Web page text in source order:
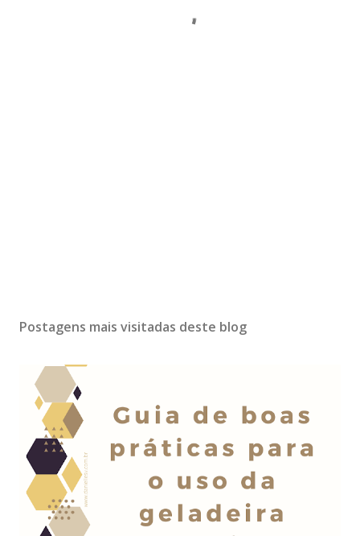
Postagens mais visitadas deste blog